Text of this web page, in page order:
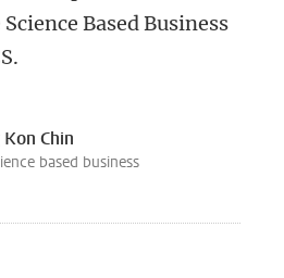
Based Business
Chin
based business
WhatsApp
via Mastodon